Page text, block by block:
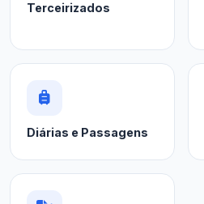
Terceirizados
Diárias e Passagens